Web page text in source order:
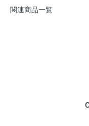
関連商品一覧